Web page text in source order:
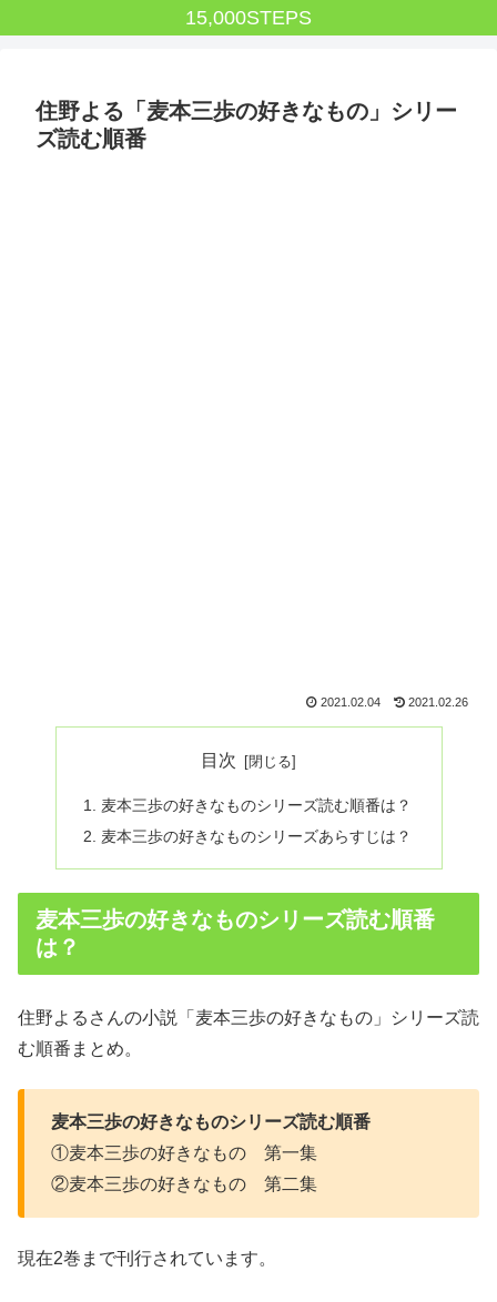
15,000STEPS
住野よる「麦本三歩の好きなもの」シリー
ズ読む順番
2021.02.04 2021.02.26
目次
麦本三歩の好きなものシリーズ読む順番は？
麦本三歩の好きなものシリーズあらすじは？
麦本三歩の好きなものシリーズ読む順番
は？
住野よるさんの小説「麦本三歩の好きなもの」シリーズ読
む順番まとめ。
麦本三歩の好きなものシリーズ読む順番
①麦本三歩の好きなもの 第一集
②麦本三歩の好きなもの 第二集
現在2巻まで刊行されています。